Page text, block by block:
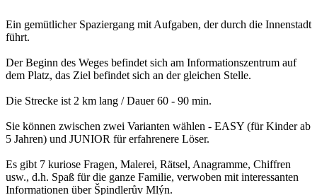
Ein gemütlicher Spaziergang mit Aufgaben, der durch die Innenstadt
führt.
Der Beginn des Weges befindet sich am Informationszentrum auf
dem Platz, das Ziel befindet sich an der gleichen Stelle.
Die Strecke ist 2 km lang / Dauer 60 - 90 min.
Sie können zwischen zwei Varianten wählen - EASY (für Kinder ab
5 Jahren) und JUNIOR für erfahrenere Löser.
Es gibt 7 kuriose Fragen, Malerei, Rätsel, Anagramme, Chiffren
usw., d.h. Spaß für die ganze Familie, verwoben mit interessanten
Informationen über Špindlerův Mlýn.